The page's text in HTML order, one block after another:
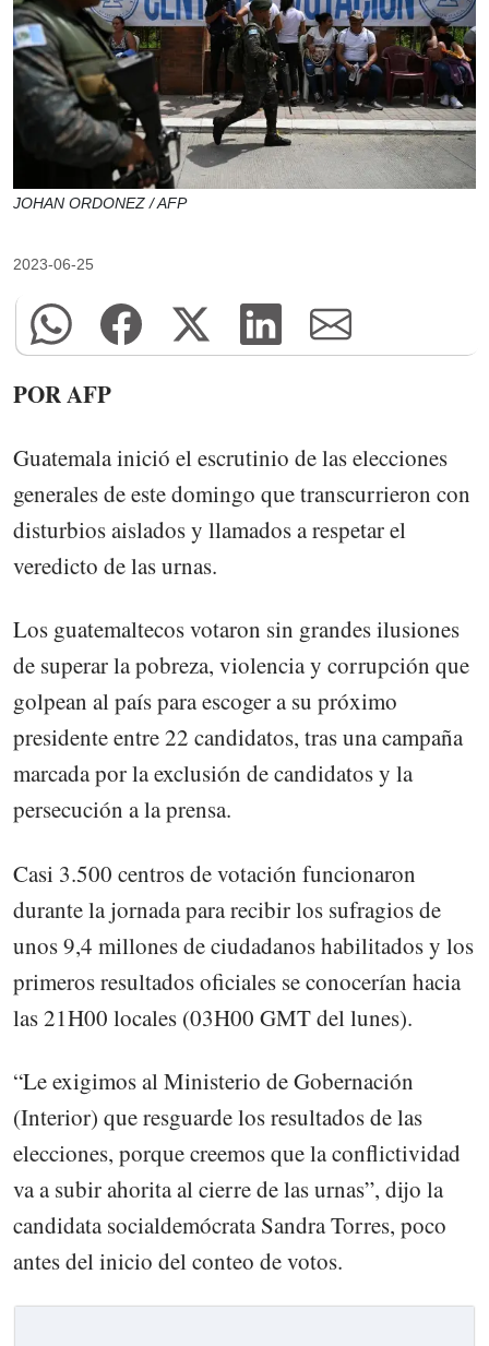
JOHAN ORDONEZ / AFP
2023-06-25
POR AFP
Guatemala inició el escrutinio de las elecciones
generales de este domingo que transcurrieron con
disturbios aislados y llamados a respetar el
veredicto de las urnas.
Los guatemaltecos votaron sin grandes ilusiones
de superar la pobreza, violencia y corrupción que
golpean al país para escoger a su próximo
presidente entre 22 candidatos, tras una campaña
marcada por la exclusión de candidatos y la
persecución a la prensa.
Casi 3.500 centros de votación funcionaron
durante la jornada para recibir los sufragios de
unos 9,4 millones de ciudadanos habilitados y los
primeros resultados oficiales se conocerían hacia
las 21H00 locales (03H00 GMT del lunes).
“Le exigimos al Ministerio de Gobernación
(Interior) que resguarde los resultados de las
elecciones, porque creemos que la conflictividad
va a subir ahorita al cierre de las urnas”, dijo la
candidata socialdemócrata Sandra Torres, poco
antes del inicio del conteo de votos.